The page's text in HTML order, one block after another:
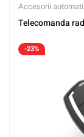
Accesorii
Telecomanda
-23%